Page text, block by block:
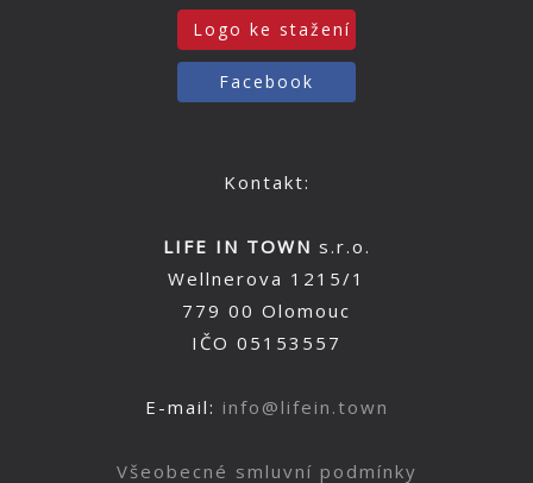
Logo ke stažení
Facebook
Kontakt:
LIFE IN TOWN s.r.o.
Wellnerova 1215/1
779 00 Olomouc
IČO 05153557
E-mail: info@lifein.town
Všeobecné smluvní podmínky